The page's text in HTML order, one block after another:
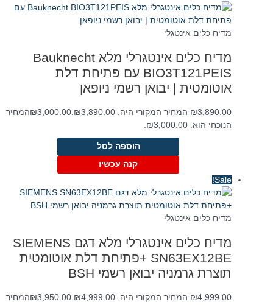
מדיח כלים אינטגלי
מדיח כלים אינטגרלי מלא Bauknecht
BIO3T121PEIS עם פתיחת דלת
אוטומטית | יבואן רשמי ניופאן
₪3,890.00 המחיר המקורי היה: ₪3,890.00. ₪3,000.00
המחיר
הנוכחי הוא: ₪3,000.00.
הוספה לסל
קנה עכשיו
Sale!
מדיח כלים אינטגלי
מדיח כלים אינטגרלי מלא דגם SIEMENS
SN63EX12BE +פתיחת דלת אוטומטית
תוצרת גרמניה יבואן רשמי BSH
₪4,999.00 המחיר המקורי היה: ₪4,999.00. ₪3,950.00
המחיר